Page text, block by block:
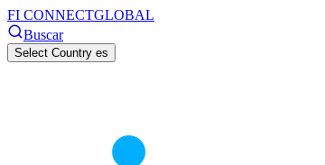
FI CONNECTGLOBAL
Buscar
Select Country es